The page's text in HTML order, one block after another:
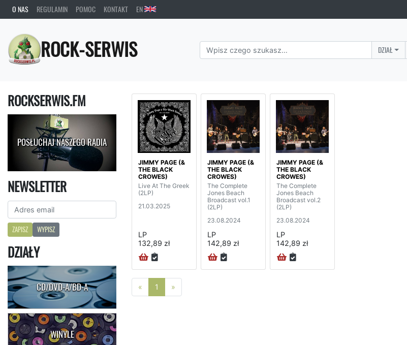
O NAS REGULAMIN POMOC KONTAKT EN
ROCK-SERWIS DZIAŁ
ROCKSERWIS.FM
POSŁUCHAJ NASZEGO RADIA
NEWSLETTER
ZAPISZ WYPISZ
DZIAŁY
CD/DVD-A/BD-A
WINYLE
JIMMY PAGE (&
THE BLACK
CROWES)
Live At The Greek
(2LP)
21.03.2025
LP
132,89 zł
JIMMY PAGE (&
THE BLACK
CROWES)
The Complete
Jones Beach
Broadcast vol.1
(2LP)
23.08.2024
LP
142,89 zł
JIMMY PAGE (&
THE BLACK
CROWES)
The Complete
Jones Beach
Broadcast vol.2
(2LP)
23.08.2024
LP
142,89 zł
« Poprzednia strona
1 »